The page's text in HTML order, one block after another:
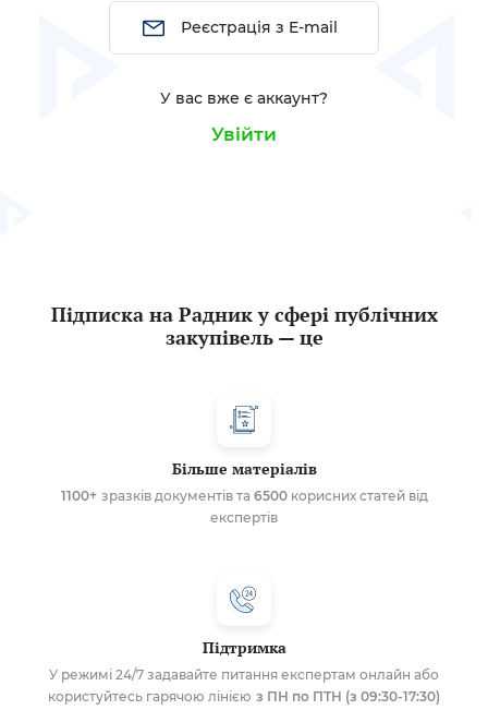
Реєстрація з E-mail
У вас вже є аккаунт?
Увійти
Підписка на Радник у сфері публічних
закупівель — це
Більше матеріалів
1100+ зразків документів та 6500корисних статей від
експертів
Підтримка
У режимі 24/7 задавайте питання експертам онлайн або
користуйтесь гарячою лінією з ПН по ПТН (з 09:30-17:30)